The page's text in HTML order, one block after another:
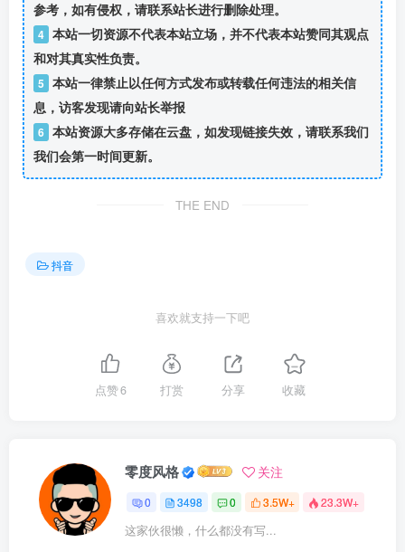
参考，如有侵权，请联系站长进行删除处理。
4 本站一切资源不代表本站立场，并不代表本站赞同其观点
和对其真实性负责。
5 本站一律禁止以任何方式发布或转载任何违法的相关信
息，访客发现请向站长举报
6 本站资源大多存储在云盘，如发现链接失效，请联系我们
我们会第一时间更新。
THE END
抖音
喜欢就支持一下吧
点赞6 打赏 分享 收藏
零度风格 关注
0 3498 0 3.5W+ 23.3W+
这家伙很懒，什么都没有写...